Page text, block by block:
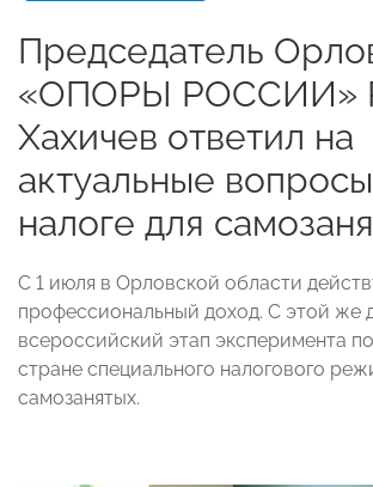
Председатель
«ОПОРЫ РОССИИ»
Хахичев ответил на
актуальные
налоге для
С 1 июля в Орловской области
профессиональный доход. С этой же
всероссийский этап эксперимента
стране специального налогового
самозанятых.